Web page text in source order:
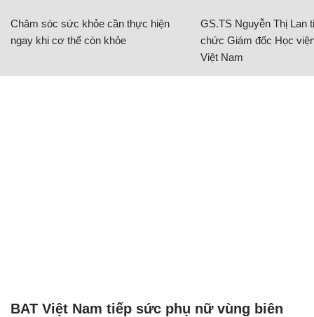
Chăm sóc sức khỏe cần thực hiện
ngay khi cơ thể còn khỏe
GS.TS Nguyễn Thị Lan
chức Giám đốc Học
Việt Nam
BAT Việt Nam tiếp sức phụ nữ vùng biên